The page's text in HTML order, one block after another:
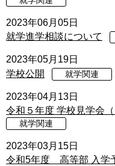
2023年06月05日
就学進学相談について
2023年05月19日
学校公開
就学関連
2023年04月13日
令和５年度 学校見学会
就学関連
2023年03月15日
令和5年度 高等部 入学